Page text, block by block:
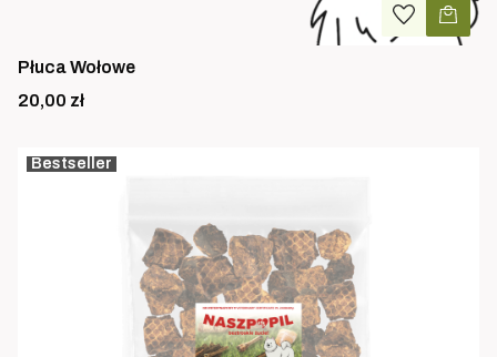
Płuca Wołowe
Cena
20,00 zł
Bestseller